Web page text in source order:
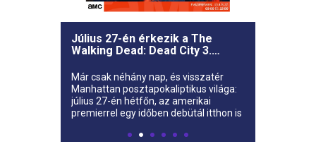
Július 27-én érkezik a The
Walking Dead: Dead City 3.
Már csak néhány nap, és visszatér
Manhattan posztapokaliptikus világa:
július 27-én hétfőn, az amerikai
premierrel egy időben debütál itthon is
City harmadik évada.